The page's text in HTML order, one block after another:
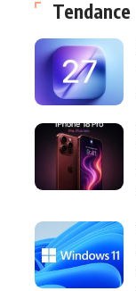
Tendance